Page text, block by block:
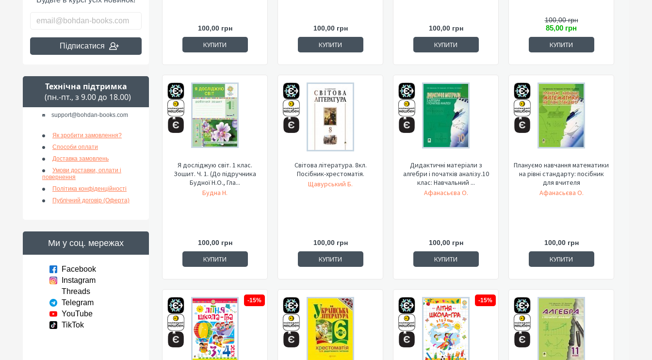
Підписатися
Технічна підтримка
(пн.-пт., з 9.00 до 18.00)
support@bohdan-books.com
Як зробити замовлення?
Способи оплати
Доставка замовлень
Умови доставки, оплати і
повернення
Політика конфіденційності
Публічний договір (Оферта)
Ми у соц. мережах
Facebook
Instagram
Threads
Telegram
YouTube
TikTok
100,00 грн
КУПИТИ
100,00 грн
КУПИТИ
100,00 грн
КУПИТИ
100,00 грн
85,00 грн
КУПИТИ
Я досліджую світ. 1 клас.
Зошит. Ч. 1. (До підручника
Будної Н.О., Гла...
Будна Н.
100,00 грн
КУПИТИ
Світова література. 8кл.
Посібник-хрестоматія.
Щавурський Б.
100,00 грн
КУПИТИ
Дидактичні матеріали з
алгебри і початків аналізу.10
клас: Навчальний ...
Афанасьєва О.
100,00 грн
КУПИТИ
Плануємо навчання математики
на рівні стандарту: посібник
для вчителя
Афанасьєва О.
100,00 грн
КУПИТИ
-15% -15%